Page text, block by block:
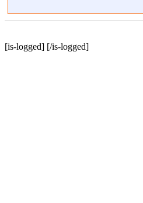
[is-logged] [/is-logged]